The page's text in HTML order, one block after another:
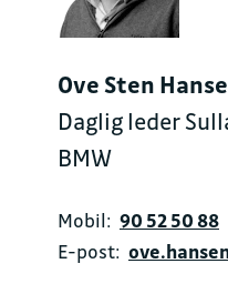
Ove Sten
Daglig leder
BMW
Mobil: 90 52 50 88
E-post: